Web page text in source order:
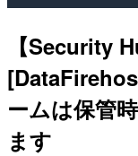
【Security
ームは保管
ます